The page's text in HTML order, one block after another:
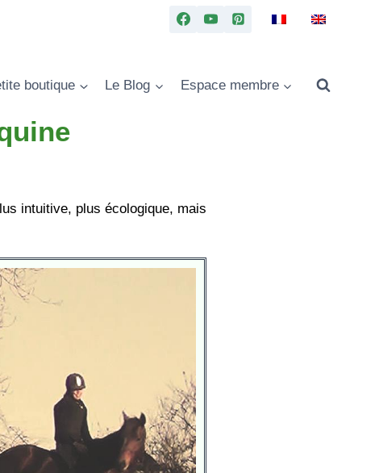
boutique Le Blog Espace membre
intuitive, plus écologique, mais